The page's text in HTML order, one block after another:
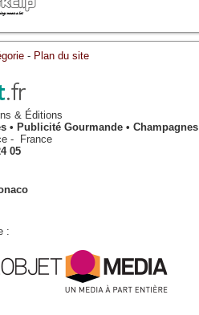
- Plan du site
& Éditions
• Publicité Gourmande • Champagnes
-
France
05
: